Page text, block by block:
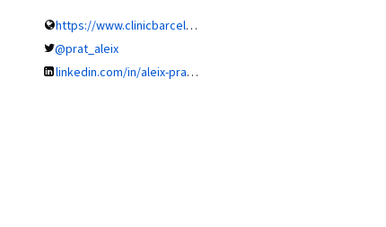
https://www.clinicbarcelona.org/profesionales/aleix-prat
@prat_aleix
linkedin.com/in/aleix-prat-md-phd-86b38538